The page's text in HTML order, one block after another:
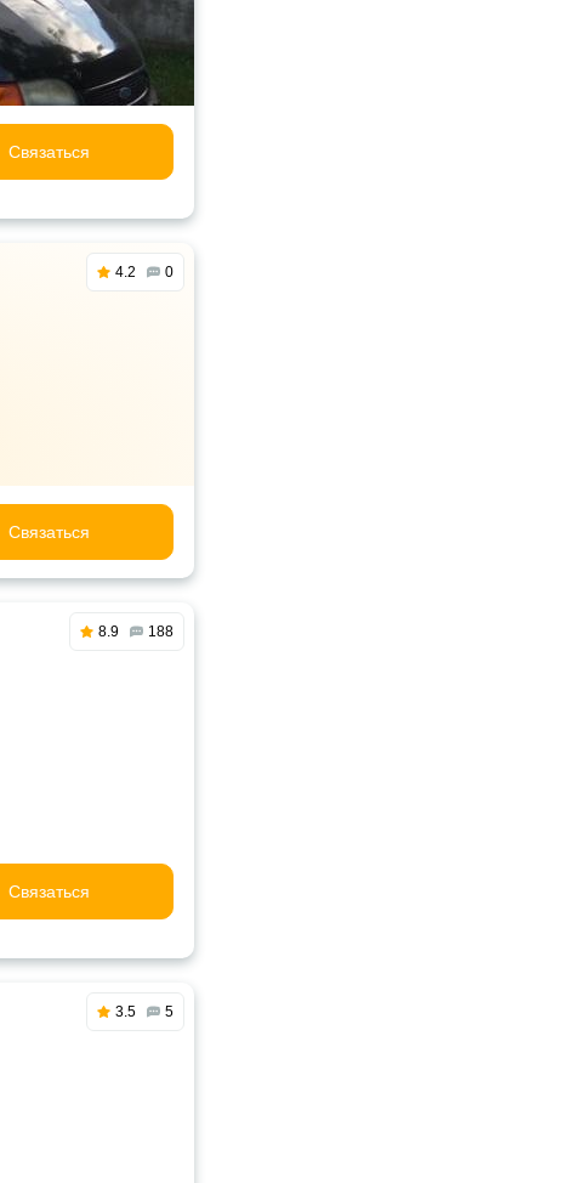
Связаться
4.2 0
Связаться
8.9 188
Связаться
3.5 5